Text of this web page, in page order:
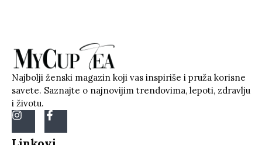
Najbolji ženski magazin koji vas inspiriše i pruža korisne
savete. Saznajte o najnovijim trendovima, lepoti, zdravlju
i životu.